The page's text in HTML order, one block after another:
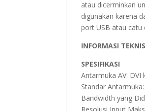
atau dicerminkan
digunakan karena
port USB atau catu
INFORMASI TEKNIS
SPESIFIKASI
Antarmuka AV: DVI
Standar
Bandwidth yang